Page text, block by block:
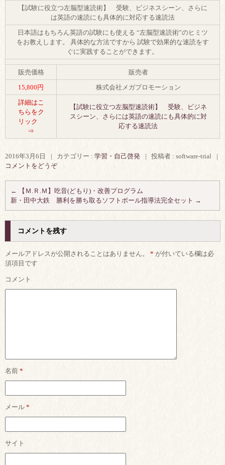
【試験に役立つ左脳型速読術】 受験、ビジネスシーン、さらに
は英語の速読にも具体的に対応する速読法
日本語はもちろん英語の試験にも使える “左脳型速読術”のヒミツ
をお教えします。 具体的な方法ですから 試験で効果的な速読をす
ぐに実践することができます。
販売価格
販売者
15,800円
株式会社メガプロモーション
詳細はこ
ちらをク
リック
⇒
【試験に役立つ左脳型速読術】 受験、ビジネ
スシーン、さらには英語の速読にも具体的に対
応する速読法
2016年3月6日 | カテゴリー : 学習・自己啓発 | 投稿者 : software-trial
|
コメントをどうぞ
←
【Ｍ.Ｒ.Ｍ】吃音(どもり)・改善プログラム
新・田中大鉄 勝利を勝ち取るソフトボール指導法完全セット →
コメントを残す
メールアドレスが公開されることはありません。 * が付いている欄は必
須項目です
コメント
名前 *
メール *
サイト